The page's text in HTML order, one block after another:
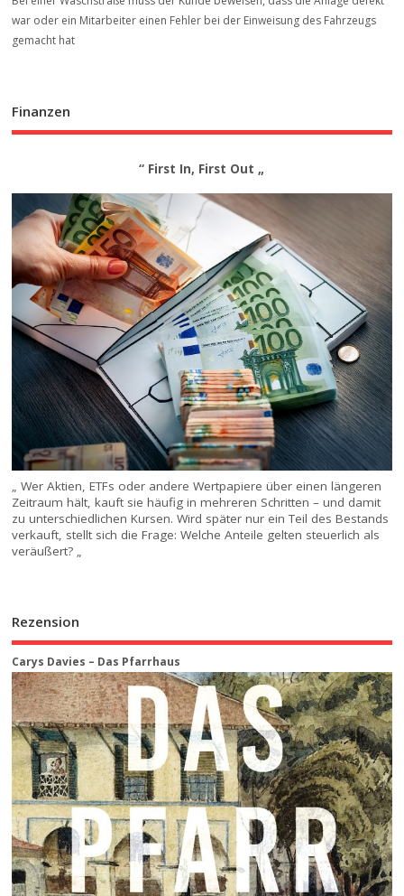
war oder ein Mitarbeiter einen Fehler bei der Einweisung des Fahrzeugs
gemacht hat
Finanzen
“ First In, First Out „
„ Wer Aktien, ETFs oder andere Wertpapiere über einen längeren
Zeitraum hält, kauft sie häufig in mehreren Schritten – und damit
zu unterschiedlichen Kursen. Wird später nur ein Teil des Bestands
verkauft, stellt sich die Frage: Welche Anteile gelten steuerlich als
veräußert? „
Rezension
Carys Davies – Das Pfarrhaus